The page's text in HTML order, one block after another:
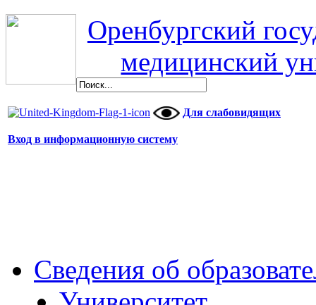
Оренбургский
медицинский
Для слабовидящих
Вход в информационную систему
Сведения об